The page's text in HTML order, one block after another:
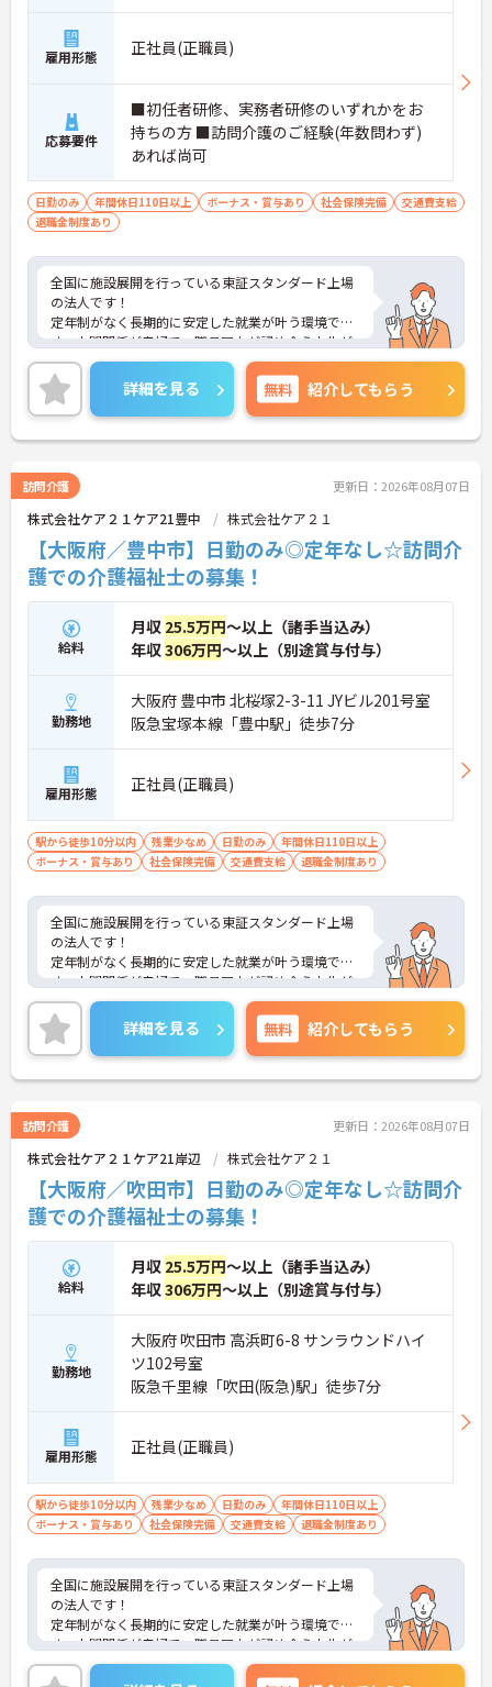
雇用形態 正社員(正職員)
応募要件
■初任者研修、実務者研修のいずれかをお
持ちの方 ■訪問介護のご経験(年数問わず)
あれば尚可
日勤のみ 年間休日110日以上 ボーナス・賞与あり 社会保険完備
交通費支給
退職金制度あり
全国に施設展開を行っている東証スタンダード上場
の法人です！
定年制がなく長期的に安定した就業が叶う環境で
す。人間関係が良好で、職員同士が認め合う文化が
根付いています。
ご興味のある方には、面接対策ポイントなど、さら
に詳細をご案内しますのでお気軽にご相談くださ
い！
詳細を見る 無料 紹介してもらう
訪問介護 更新日：2026年08月07日
株式会社ケア２１ケア21豊中 株式会社ケア２１
【大阪府／豊中市】日勤のみ◎定年なし☆訪問介
護での介護福祉士の募集！
給料
月収 25.5万円～以上（諸手当込み）
年収306万円～以上（別途賞与付与）
勤務地
大阪府 豊中市 北桜塚2-3-11 JYビル201号室
阪急宝塚本線「豊中駅」徒歩7分
雇用形態 正社員(正職員)
駅から徒歩10分以内 残業少なめ 日勤のみ
年間休日110日以上
ボーナス・賞与あり
社会保険完備 交通費支給 退職金制度あり
全国に施設展開を行っている東証スタンダード上場
の法人です！
定年制がなく長期的に安定した就業が叶う環境で
す。人間関係が良好で、職員同士が認め合う文化が
根付いています。
ご興味のある方には、面接対策ポイントなど、さら
に詳細をご案内しますのでお気軽にご相談くださ
い！
詳細を見る 無料 紹介してもらう
訪問介護 更新日：2026年08月07日
株式会社ケア２１ケア21岸辺 株式会社ケア２１
【大阪府／吹田市】日勤のみ◎定年なし☆訪問介
護での介護福祉士の募集！
給料
月収 25.5万円～以上（諸手当込み）
年収306万円～以上（別途賞与付与）
勤務地
大阪府 吹田市 高浜町6-8 サンラウンドハイ
ツ102号室
阪急千里線「吹田(阪急)駅」徒歩7分
雇用形態 正社員(正職員)
駅から徒歩10分以内 残業少なめ 日勤のみ
年間休日110日以上
ボーナス・賞与あり
社会保険完備 交通費支給 退職金制度あり
全国に施設展開を行っている東証スタンダード上場
の法人です！
定年制がなく長期的に安定した就業が叶う環境で
す。人間関係が良好で、職員同士が認め合う文化が
根付いています。